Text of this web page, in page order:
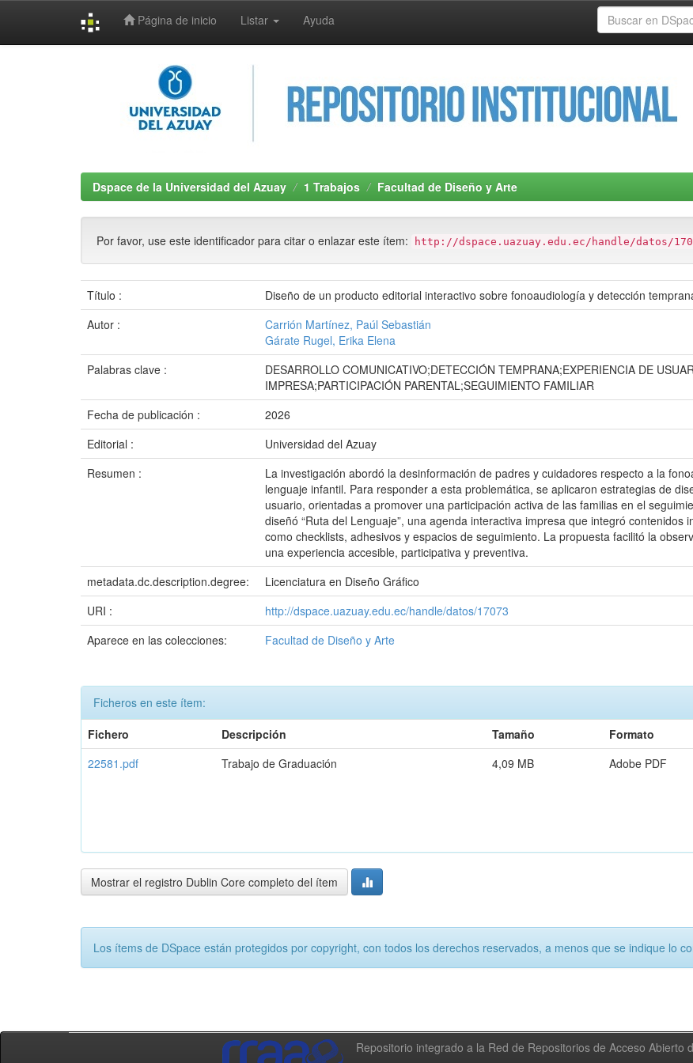
Página de inicio Listar Ayuda
Dspace de la Universidad del Azuay 1 Trabajos Facultad de Diseño y Arte
Por favor, use este identificador para citar o enlazar este ítem: http://dspace.uazuay.edu.ec/handle/datos/
Título :
Diseño de un producto editorial interactivo sobre fonoaudiología y detección
Autor :
Carrión Martínez, Paúl Sebastián
Gárate Rugel, Erika Elena
Palabras clave :
DESARROLLO COMUNICATIVO;DETECCIÓN TEMPRANA;EXPERIENCIA DE
IMPRESA;PARTICIPACIÓN PARENTAL;SEGUIMIENTO FAMILIAR
Fecha de publicación :
2026
Editorial :
Universidad del Azuay
Resumen :
La investigación abordó la desinformación de padres y cuidadores respecto a la
lenguaje infantil. Para responder a esta problemática, se aplicaron estrategias de
usuario, orientadas a promover una participación activa de las familias en el
diseñó “Ruta del Lenguaje”, una agenda interactiva impresa que integró
como checklists, adhesivos y espacios de seguimiento. La propuesta facilitó la
una experiencia accesible, participativa y preventiva.
metadata.dc.description.degree:
Licenciatura en Diseño Gráfico
URI :
http://dspace.uazuay.edu.ec/handle/datos/17073
Aparece en las colecciones:
Facultad de Diseño y Arte
Ficheros en este ítem:
Fichero
Descripción Tamaño
Formato
22581.pdf
Trabajo de Graduación 4,09 MB Adobe PDF
Mostrar el registro Dublin Core completo del ítem
Los ítems de DSpace están protegidos por copyright, con todos los derechos reservados, a menos que se indique lo
Repositorio integrado a la Red de Repositorios de Acceso Abierto